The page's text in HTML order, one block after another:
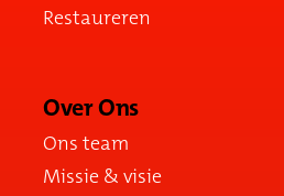
Restaureren
Over Ons
Ons team
Missie & visie